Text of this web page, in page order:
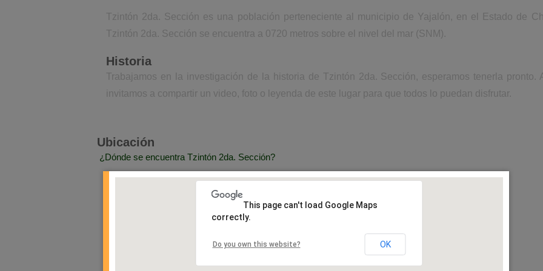
Tzintón 2da. Sección es una población perteneciente al municipio de Yajalón, en el Estado de
Tzintón 2da. Sección se encuentra a 0720 metros sobre el nivel del mar (SNM).
Historia
Trabajamos en la investigación de la historia de Tzintón 2da. Sección, esperamos tenerla pronto.
invitamos a compartir un video, foto o leyenda de este lugar para que todos lo puedan disfrutar.
Ubicación
¿Dónde se encuentra Tzintón 2da. Sección?
This page can't load Google Maps
correctly.
Do you own this website? OK